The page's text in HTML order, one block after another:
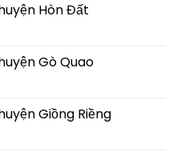
Hòn Đất
Gò Quao
Giồng Riềng